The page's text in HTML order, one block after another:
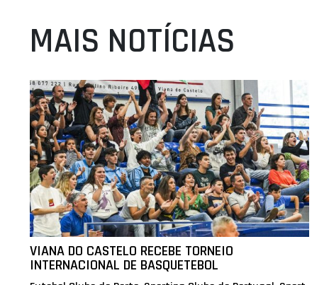
MAIS NOTÍCIAS
VIANA DO CASTELO RECEBE TORNEIO
INTERNACIONAL DE BASQUETEBOL